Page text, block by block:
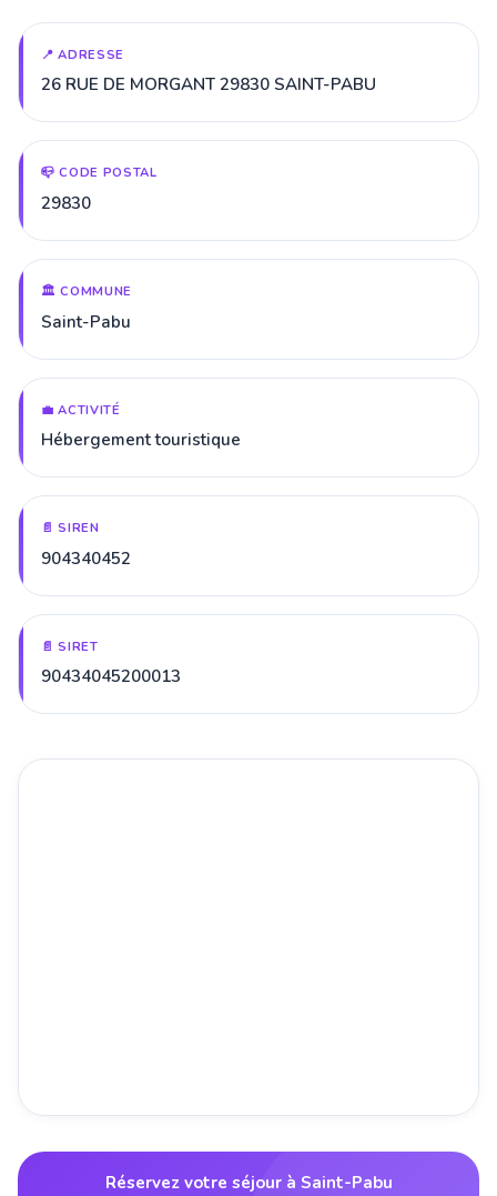
📍 ADRESSE
26 RUE DE MORGANT 29830 SAINT-PABU
📪 CODE POSTAL
29830
🏛️ COMMUNE
Saint-Pabu
💼 ACTIVITÉ
Hébergement touristique
📄 SIREN
904340452
📄 SIRET
90434045200013
Réservez votre séjour à Saint-Pabu